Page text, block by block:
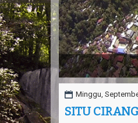
Minggu,
SITU